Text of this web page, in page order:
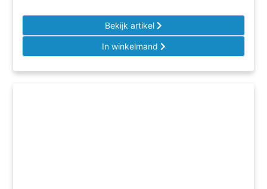
Bekijk artikel
In winkelmand